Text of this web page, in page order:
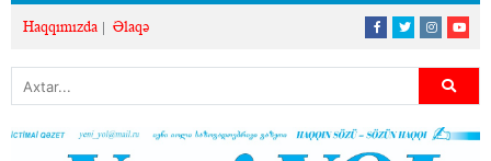
Haqqımızda Əlaqə